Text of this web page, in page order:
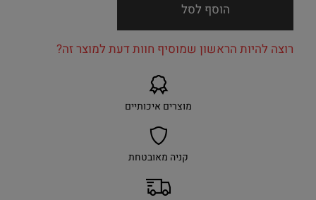
הוסף לסל
רוצה להיות הראשון שמוסיף חוות דעת למוצר זה?
מוצרים איכותיים
קניה מאובטחת